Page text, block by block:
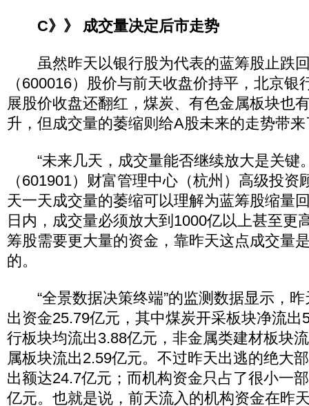
C》》 成交量决定后市走势
虽然昨天以银行股为代表的蓝筹股止跌
（600016）股价与前天收盘价持平，北京银
展股价收盘还翻红，煤炭、有色金属板块也
升，但成交量的萎缩则给A股未来的走势带
“未来几天，成交量能否继续放大是关键
（601901）财富管理中心（杭州）高级投资
天一天成交量的萎缩可以理解为蓝筹股缩量
日内，成交量必须放大到1000亿以上甚至更
筹股需要更大量的资金，靠昨天这点成交量
的。
“全景数据决策终端”的监测数据显示，昨
出资金25.79亿元，其中煤炭开采板块净流出
行板块均流出3.88亿元，非金属类建材板块
属板块流出2.59亿元。不过昨天出逃的绝大
出额达24.7亿元；而机构资金只占了很小一
亿元。也就是说，前天流入的机构资金在昨